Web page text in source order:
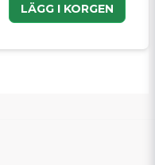
LÄGG I KORGEN